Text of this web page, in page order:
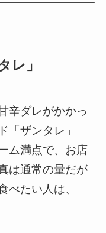
レ」
辛ダレがかかっ
「ザンタレ」
ム満点で、お店
は通常の量だが
べたい人は、